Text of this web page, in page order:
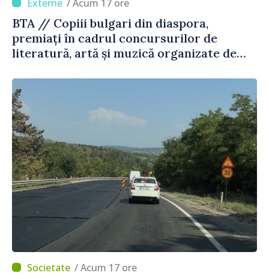
/ Acum 17 ore
BTA // Copiii bulgari din diaspora,
premiați în cadrul concursurilor de
literatură, artă și muzică organizate de
Străinătate
/ Acum 17 ore